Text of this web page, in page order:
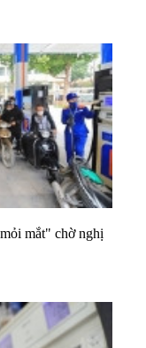
mắt" chờ nghị